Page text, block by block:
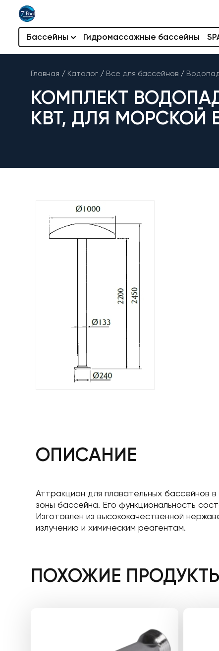
Бассейны Гидромассажные бассейны
Главная / Каталог / Все для бассейнов /
КОМПЛЕКТ
КВТ, ДЛЯ МОРСКОЙ
ОПИСАНИЕ
Аттракцион для плавательных бассейнов
зоны бассейна. Его функциональность
Изготовлен из высококачественной
излучению и химическим реагентам.
ПОХОЖИЕ